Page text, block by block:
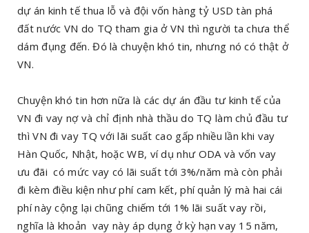
dự án kinh tế thua lỗ và đội vốn hàng tỷ USD tàn phá
đất nước VN do TQ tham gia ở VN thì người ta chưa thể
dám đụng đến. Đó là chuyện khó tin, nhưng nó có thật ở
VN.
Chuyện khó tin hơn nữa là các dự án đầu tư kinh tế của
VN đi vay nợ và chỉ định nhà thầu do TQ làm chủ đầu tư
thì VN đi vay TQ với lãi suất cao gấp nhiều lần khi vay
Hàn Quốc, Nhật, hoặc WB, ví dụ như ODA và vốn vay
ưu đãi có mức vay có lãi suất tới 3%/năm mà còn phải
đi kèm điều kiện như phí cam kết, phí quản lý mà hai cái
phí này cộng lại chũng chiếm tới 1% lãi suất vay rồi,
nghĩa là khoản vay này áp dụng ở kỳ hạn vay 15 năm,